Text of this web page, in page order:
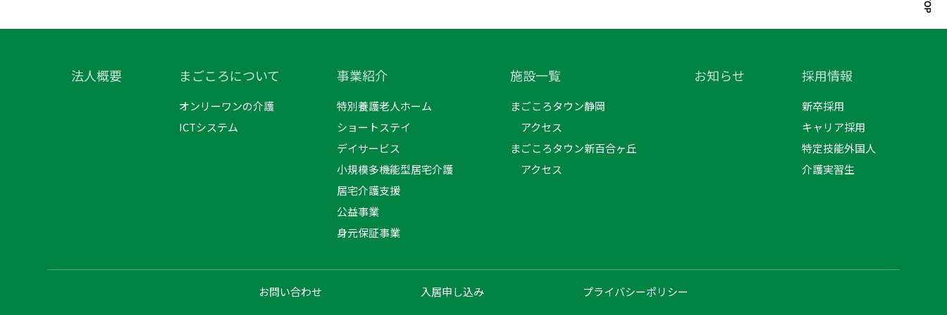
法人概要 まごころについて
オンリーワンの介護
ICTシステム
事業紹介
特別養護老人ホーム
ショートステイ
デイサービス
小規模多機能型居宅介護
居宅介護支援
公益事業
身元保証事業
施設一覧
まごころタウン静岡
アクセス
まごころタウン新百合ヶ丘
アクセス
お知らせ 採用情報
新卒採用
キャリア採用
特定技能外国人
介護実習生
お問い合わせ 入居申し込み プライバシーポリシー